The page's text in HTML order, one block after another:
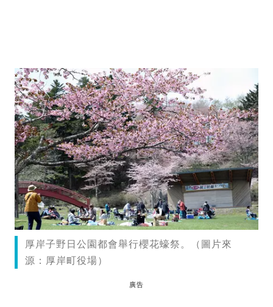
厚岸子野日公園都會舉行櫻花蠔祭。（圖片來
源：厚岸町役場）
廣告